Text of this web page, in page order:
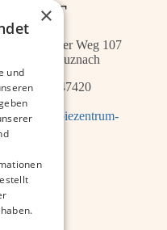
ZIMT
Weg 107
Bad Kreuznach
0671 – 21547420
info@therapiezentrum-
melias.de
×
und